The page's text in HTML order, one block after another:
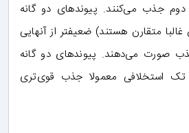
دوم جذب می‌کنند. پیوندهای دو گانه
متقارن هستند) ضعیفتر از آنهایی
صورت می‌دهند. پیوندهای دو گانه
تک استخلافی معمولا جذب قوی‌تری